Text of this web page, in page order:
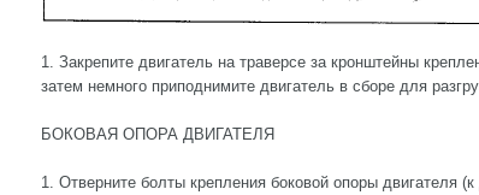
1. Закрепите двигатель на траверсе за кронштейны
затем немного приподнимите двигатель в сборе для
БОКОВАЯ ОПОРА ДВИГАТЕЛЯ
1. Отверните болты крепления боковой опоры двигателя